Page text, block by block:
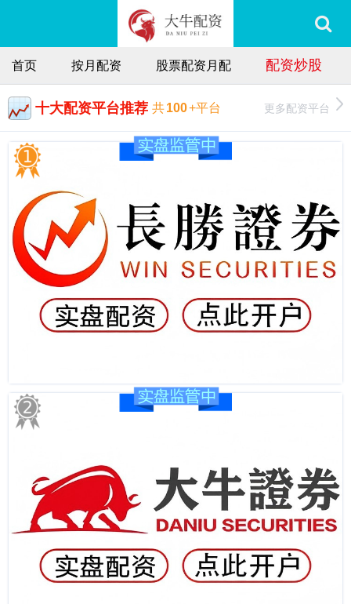
首页 按月配资 股票配资月配 配资炒股
十大配资平台推荐 共100+平台 更多配资平台